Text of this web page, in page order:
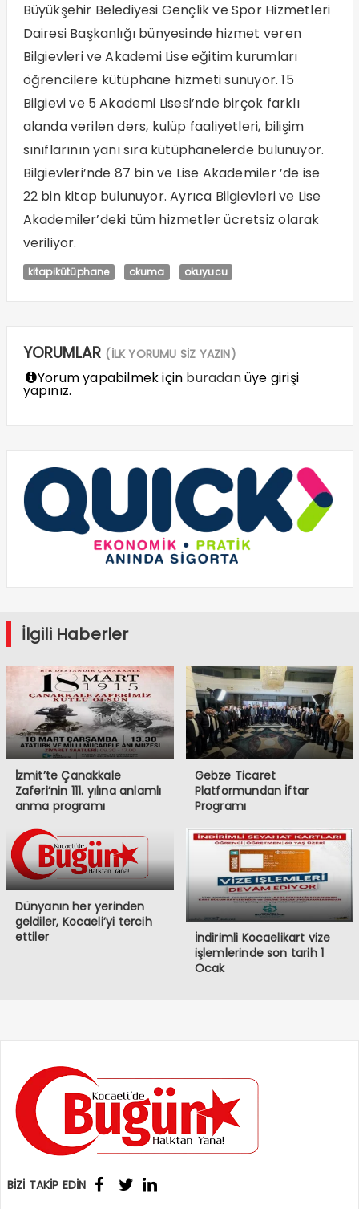
Büyükşehir Belediyesi Gençlik ve Spor Hizmetleri
Dairesi Başkanlığı bünyesinde hizmet veren
Bilgievleri ve Akademi Lise eğitim kurumları
öğrencilere kütüphane hizmeti sunuyor. 15
Bilgievi ve 5 Akademi Lisesi’nde birçok farklı
alanda verilen ders, kulüp faaliyetleri, bilişim
sınıflarının yanı sıra kütüphanelerde bulunuyor.
Bilgievleri’nde 87 bin ve Lise Akademiler ’de ise
22 bin kitap bulunuyor. Ayrıca Bilgievleri ve Lise
Akademiler’deki tüm hizmetler ücretsiz olarak
veriliyor.
kitapikütüphane okuma okuyucu
YORUMLAR (İLK YORUMU SİZ YAZIN)
Yorum yapabilmek için buradanüye girişi
yapınız.
İlgili Haberler
İzmit’te Çanakkale
Zaferi’nin 111. yılına anlamlı
anma programı
Gebze Ticaret
Platformundan İftar
Programı
Dünyanın her yerinden
geldiler, Kocaeli’yi tercih
ettiler
İndirimli Kocaelikart vize
işlemlerinde son tarih 1
Ocak
BİZİ TAKİP EDİN